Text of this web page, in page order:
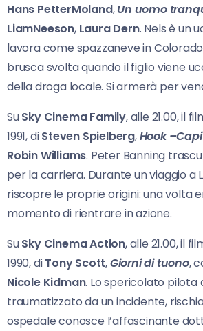
Hans PetterMoland,Un uomo
LiamNeeson, Laura Dern. Nels è un
lavora come spazzaneve in
brusca svolta quando il figlio viene
della droga locale. Si armerà per
SuSky Cinema Family, alle 21.00, il
1991, diSteven Spielberg,Hook
Robin Williams. Peter Banning
per la carriera. Durante un viaggio a
riscopre le proprie origini: una volta
momento di rientrare in azione.
SuSky Cinema Action, alle 21.00, il
1990, diTony Scott,Giorni di tuono,
Nicole Kidman. Lo spericolato pilota
traumatizzato da un incidente,
ospedale conosce l’affascinante